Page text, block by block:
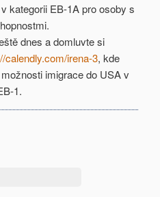
kategorii EB-1A pro osoby s
dnes a domluvte si
calendly.com/irena-3, kde
imigrace do USA v
1.